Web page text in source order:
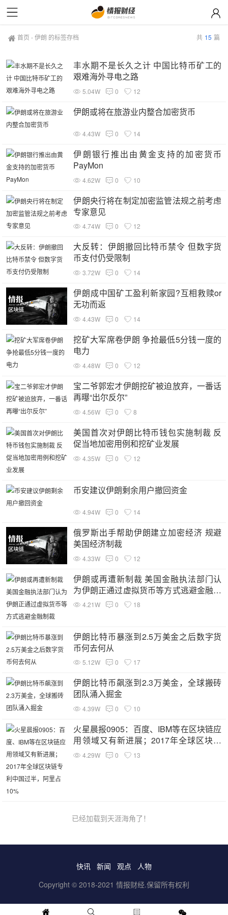
首页 -伊朗 的标签存档 共 15 篇
丰水期不是长久之计 中国比特币矿工的
艰难海外寻电之路
5.04W 0 12
伊朗或将在旅游业内整合加密货币
4.43W 0 14
伊朗银行推出由黄金支持的加密货币
PayMon
4.62W 0 10
伊朗央行将在制定加密监管法规之前考虑
专家意见
4.74W 0 12
大反转：伊朗撤回比特币禁令 但数字货
币支付仍受限制
3.72W 0 14
伊朗成中国矿工盈利新家园?互相救赎or
无功而返
4.43W 0 14
挖矿大军席卷伊朗 争抢最低5分钱一度的
电力
4.48W 0 12
宝二爷郭宏才伊朗挖矿被迫放弃，一番话
再曝“出尔反尔”
4.56W 0 8
美国首次对伊朗比特币钱包实施制裁 反
促当地加密用例和挖矿业发展
4.35W 0 12
币安建议伊朗剩余用户撤回资金
4.94W 0 14
俄罗斯出手帮助伊朗建立加密经济 规避
美国经济制裁
4.33W 0 12
伊朗或再遭新制裁 美国金融执法部门认
为伊朗正通过虚拟货币等方式逃避金融制
裁 4.21W 0 18
伊朗比特币暴涨到2.5万美金之后数字货
币何去何从
5.12W 0 17
伊朗比特币飙涨到2.3万美金，全球搬砖
团队涌入掘金
4.39W 0 10
火星晨报0905：百度、IBM等在区块链应
用领域又有新进展；2017年全球区块链
专利中国过半，阿里占10%
4.29W 0 13
已经加载到天涯海角了！
快讯 新闻 观点
人物
Copyright © 2018-2021 情报财经.保留所有权利